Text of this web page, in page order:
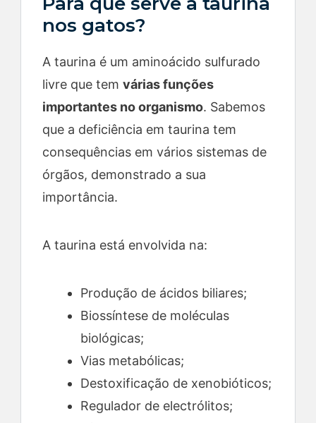
nos gatos?
A taurina é um aminoácido sulfurado
livre que tem várias funções
importantes no organismo. Sabemos
que a deficiência em taurina tem
consequências em vários sistemas de
órgãos, demonstrado a sua
importância.
A taurina está envolvida na:
Produção de ácidos biliares;
Biossíntese de moléculas
biológicas;
Vias metabólicas;
Destoxificação de xenobióticos;
Regulador de electrólitos;